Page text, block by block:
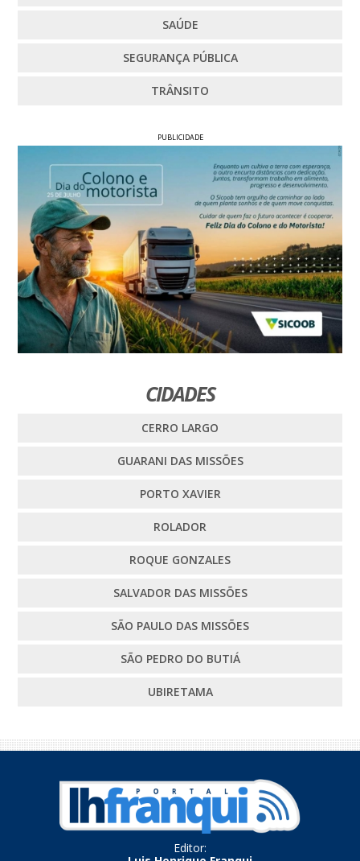
SAÚDE
SEGURANÇA PÚBLICA
TRÂNSITO
PUBLICIDADE
CIDADES
CERRO LARGO
GUARANI DAS MISSÕES
PORTO XAVIER
ROLADOR
ROQUE GONZALES
SALVADOR DAS MISSÕES
SÃO PAULO DAS MISSÕES
SÃO PEDRO DO BUTIÁ
UBIRETAMA
Editor: